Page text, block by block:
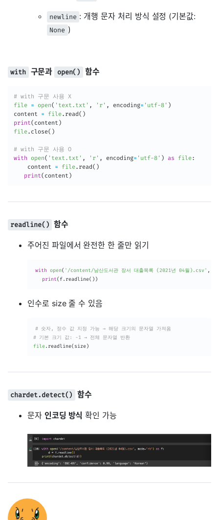
newline : 개행 문자 처리 방식 설정 (기본값:
None )
with 구문과 open() 함수
# with 구문 사용 X
file = open( 'text.txt' , 'r' , encoding= 'utf-8' )
content = file. read ( )
print( content )
file. close( )
# with 구문 사용 O
with
open( 'text.txt' , 'r' , encoding= 'utf-8' ) as file:
	content
= file. read ( )
print( content )
readline() 함수
주어진 파일에서 완전한 한 줄만 읽기
with open( '/content/남산도서관 장서 대출목록 (2021년 04월).csv' ,
print( f. readline( ) )
인수로 size 줄 수 있음
# 숫자, 정수 값 지정 가능 → 해당 크기의 문자열 가져옴
# 기본 크기 값: -1 → 전체 문자열 반환
file. readline( size)
chardet.detect() 함수
문자 인코딩 방식 확인 가능